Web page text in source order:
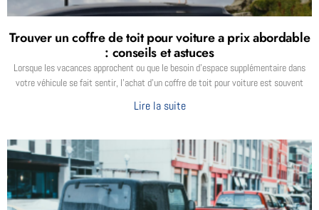
Trouver un coffre de toit pour voiture a prix abordable
: conseils et astuces
Lorsque les vacances approchent ou que le besoin d’espace supplémentaire dans
votre véhicule se fait sentir, l’achat d’un coffre de toit pour voiture est souvent
Lire la suite